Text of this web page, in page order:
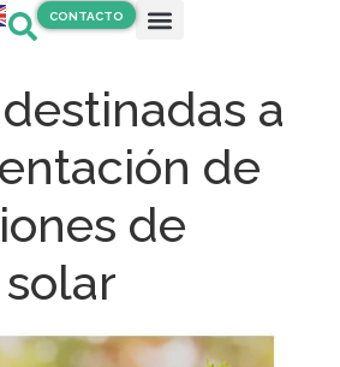
CONTACTO
a
de
de